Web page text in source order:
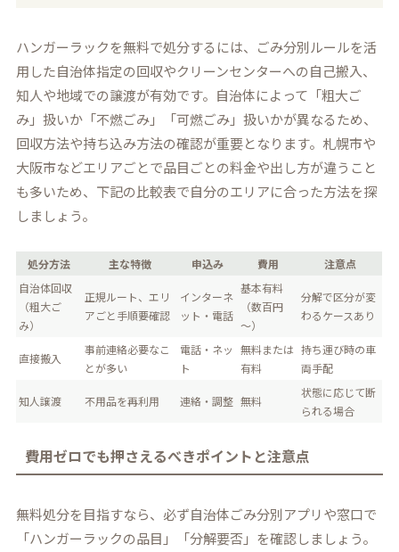
ハンガーラックを無料で処分するには、ごみ分別ルールを活
用した自治体指定の回収やクリーンセンターへの自己搬入、
知人や地域での譲渡が有効です。自治体によって「粗大ご
み」扱いか「不燃ごみ」「可燃ごみ」扱いかが異なるため、
回収方法や持ち込み方法の確認が重要となります。札幌市や
大阪市などエリアごとで品目ごとの料金や出し方が違うこと
も多いため、下記の比較表で自分のエリアに合った方法を探
しましょう。
処分方法 主な特徴 申込み 費用
注意点
自治体回収
（粗大ご
み）
正規ルート、エリ
アごと手順要確認
インターネ
ット・電話
基本有料
（数百円
～）
分解で区分が変
わるケースあり
直接搬入
事前連絡必要なこ
とが多い
電話・ネッ
ト
無料または
有料
持ち運び時の車
両手配
知人譲渡 不用品を再利用 連絡・調整 無料
状態に応じて断
られる場合
費用ゼロでも押さえるべきポイントと注意点
無料処分を目指すなら、必ず自治体ごみ分別アプリや窓口で
「ハンガーラックの品目」「分解要否」を確認しましょう。